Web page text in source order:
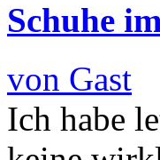
Schuhe
von Gast
Ich habe